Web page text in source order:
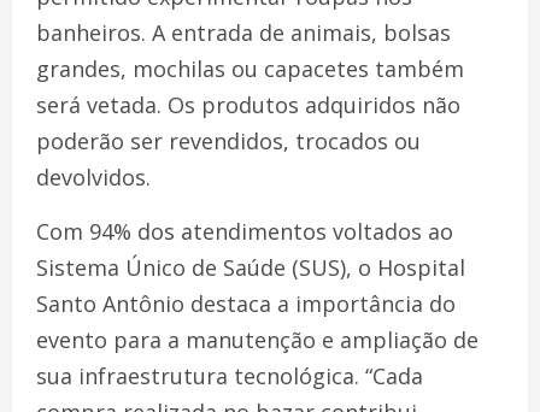
banheiros. A entrada de animais, bolsas
grandes, mochilas ou capacetes também
será vetada. Os produtos adquiridos não
poderão ser revendidos, trocados ou
devolvidos.
Com 94% dos atendimentos voltados ao
Sistema Único de Saúde (SUS), o Hospital
Santo Antônio destaca a importância do
evento para a manutenção e ampliação de
sua infraestrutura tecnológica. “Cada